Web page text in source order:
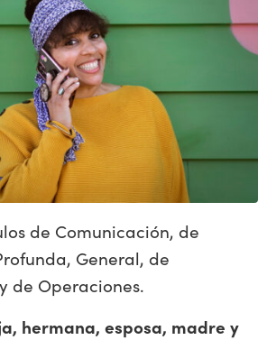
de Comunicación, de
General, de
de Operaciones.
hermana, esposa, madre y